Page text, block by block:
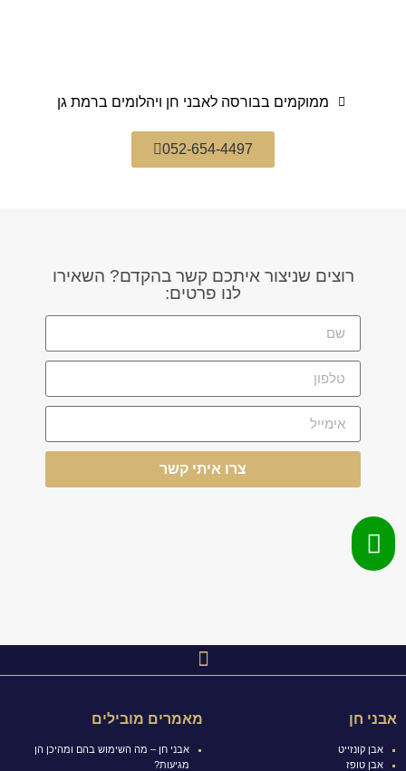
ממוקמים בבורסה לאבני חן ויהלומים ברמת גן
052-654-4497
רוצים שניצור איתכם קשר בהקדם? השאירו
לנו פרטים:
צרו איתי קשר
אבני חן
אבן קונזייט
אבן טופז
מאמרים מובילים
אבני חן – מה השימוש בהם ומהיכן הן
מגיעות?